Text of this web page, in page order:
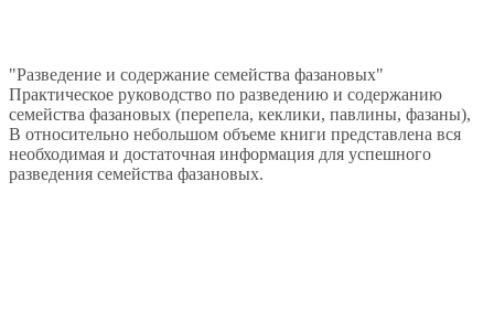
"Разведение и содержание семейства фазановых"
Практическое руководство по разведению и содержанию
семейства фазановых (перепела, кеклики, павлины, фазаны),
В относительно небольшом объеме книги представлена вся
необходимая и достаточная информация для успешного
разведения семейства фазановых.